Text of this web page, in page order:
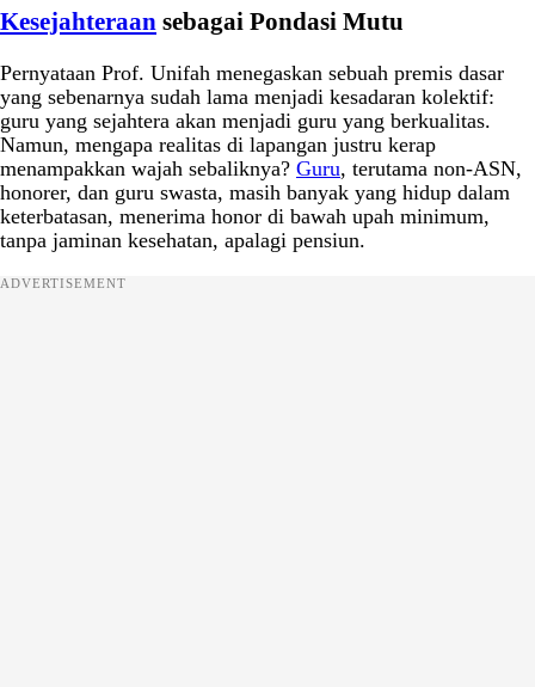
Kesejahteraan sebagai Pondasi Mutu
Pernyataan Prof. Unifah menegaskan sebuah premis dasar
yang sebenarnya sudah lama menjadi kesadaran kolektif:
guru yang sejahtera akan menjadi guru yang berkualitas.
Namun, mengapa realitas di lapangan justru kerap
menampakkan wajah sebaliknya? Guru, terutama non-ASN,
honorer, dan guru swasta, masih banyak yang hidup dalam
keterbatasan, menerima honor di bawah upah minimum,
tanpa jaminan kesehatan, apalagi pensiun.
ADVERTISEMENT